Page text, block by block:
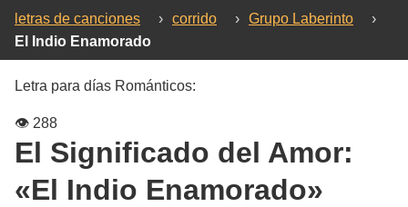
letras de canciones › corrido › Grupo Laberinto
›
El Indio Enamorado
Letra para días Románticos:
👁️ 288
El Significado del Amor:
«El Indio Enamorado»